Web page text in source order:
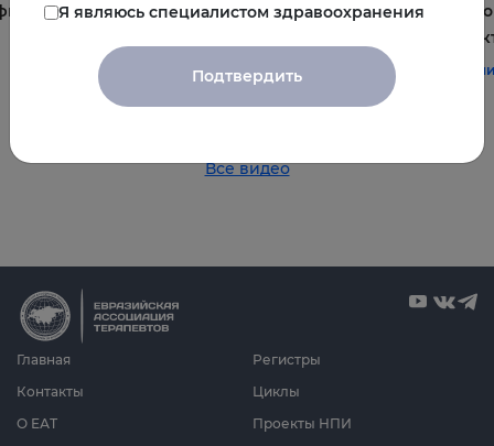
терапевта
#терапия#постменопауза#женское_здоровье
и
и
Все видео
Главная
О ЕАТ
Циклы
Проекты НПИ
Регистры
Контакты
Я являюсь специалистом здравоохранения
Подтвердить